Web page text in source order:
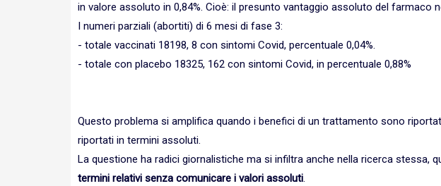
in valore assoluto in 0,84%. Cioè: il presunto vantaggio assoluto del farmaco
I numeri parziali (abortiti) di 6 mesi di fase 3:
- totale vaccinati 18198, 8 con sintomi Covid, percentuale 0,04%.
- totale con placebo 18325, 162 con sintomi Covid, in percentuale 0,88%
Questo problema si amplifica quando i benefici di un trattamento sono
riportati in termini assoluti.
La questione ha radici giornalistiche ma si infiltra anche nella ricerca stessa,
termini relativi senza comunicare i valori assoluti.